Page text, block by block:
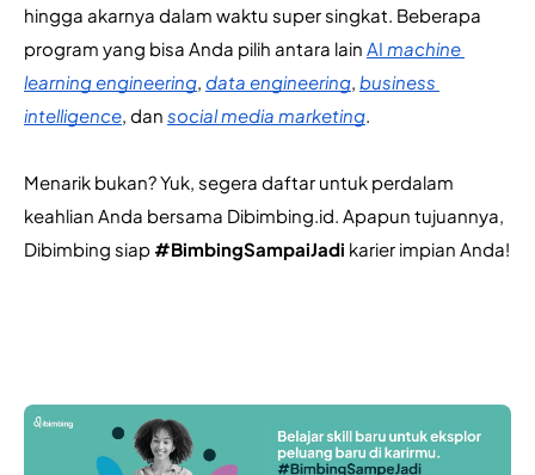
hingga akarnya dalam waktu super singkat. Beberapa
program yang bisa Anda pilih antara lain AI machine
learning engineering, data engineering, business
intelligence, dan social media marketing.
Menarik bukan? Yuk, segera daftar untuk perdalam
keahlian Anda bersama Dibimbing.id. Apapun tujuannya,
Dibimbing siap #BimbingSampaiJadi karier impian Anda!